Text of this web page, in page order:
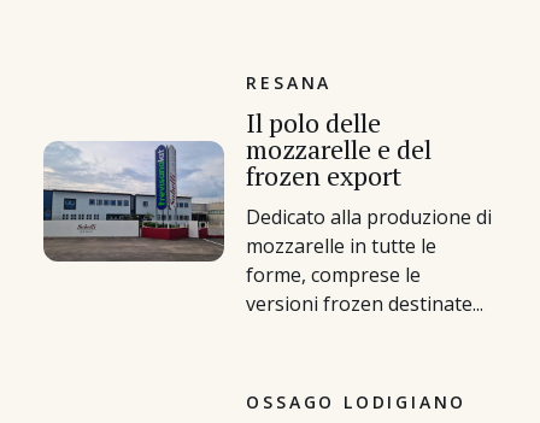
RESANA
Il polo delle
mozzarelle e del
frozen export
Dedicato alla produzione di
mozzarelle in tutte le
forme, comprese le
versioni frozen destinate...
OSSAGO LODIGIANO